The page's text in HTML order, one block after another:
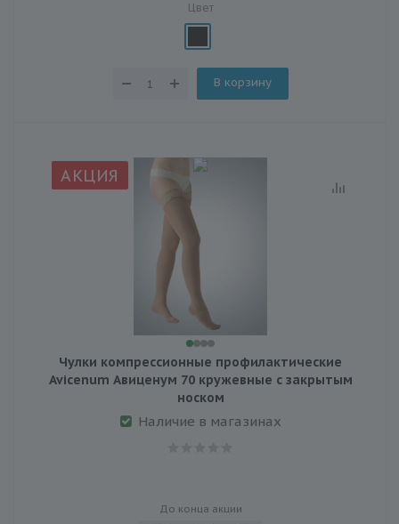
Цвет
В корзину
АКЦИЯ
Чулки компрессионные профилактические
Avicenum Авиценум 70 кружевные с закрытым
носком
Наличие в магазинах
До конца акции